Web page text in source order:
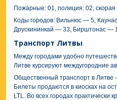
Пожарные: 01, полиция: 02,
Коды городов: Вильнюс — 5,
Друскининкай — 33, Бирштонас —
Транспорт Литвы
Между городами удобно
Литве курсируют междугородние
Общественный транспорт в Литве
Билеты продаются в киосках на
LTL. Во всех городах практически